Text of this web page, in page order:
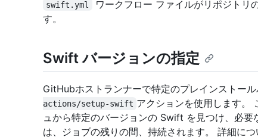
swift.yml ワークフロー ファイルがリポジトリ
す。
Swift バージョンの指定
GitHubホストランナーで特定のプレインストー
actions/setup-swift アクションを使用します。
ュから特定のバージョンの Swift を見つけ、必要
は、ジョブの残りの間、持続されます。 詳細に